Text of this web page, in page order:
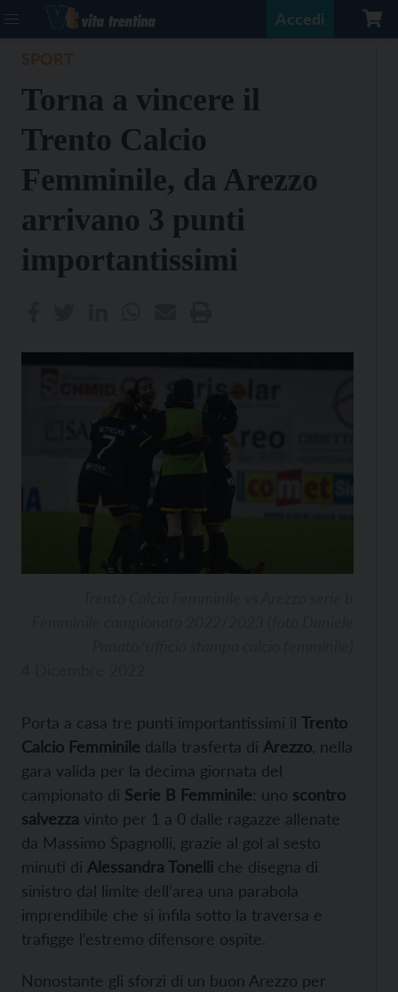
Accedi
Torna a vincere il
Trento Calcio
Femminile, da Arezzo
arrivano 3 punti
importantissimi
Porta a casa tre punti importantissimi il Trento
Calcio Femminile dalla trasferta di Arezzo , nella
gara valida per la decima giornata del
campionato di Serie B Femminile: uno scontro
salvezza vinto per 1 a 0 dalle ragazze allenate
da Massimo Spagnolli, grazie al gol al sesto
minuti di Alessandra Tonelli che disegna di
sinistro dal limite dell’area una parabola
imprendibile che si infila sotto la traversa e
trafigge l’estremo difensore ospite.
Nonostante gli sforzi di un buon Arezzo per